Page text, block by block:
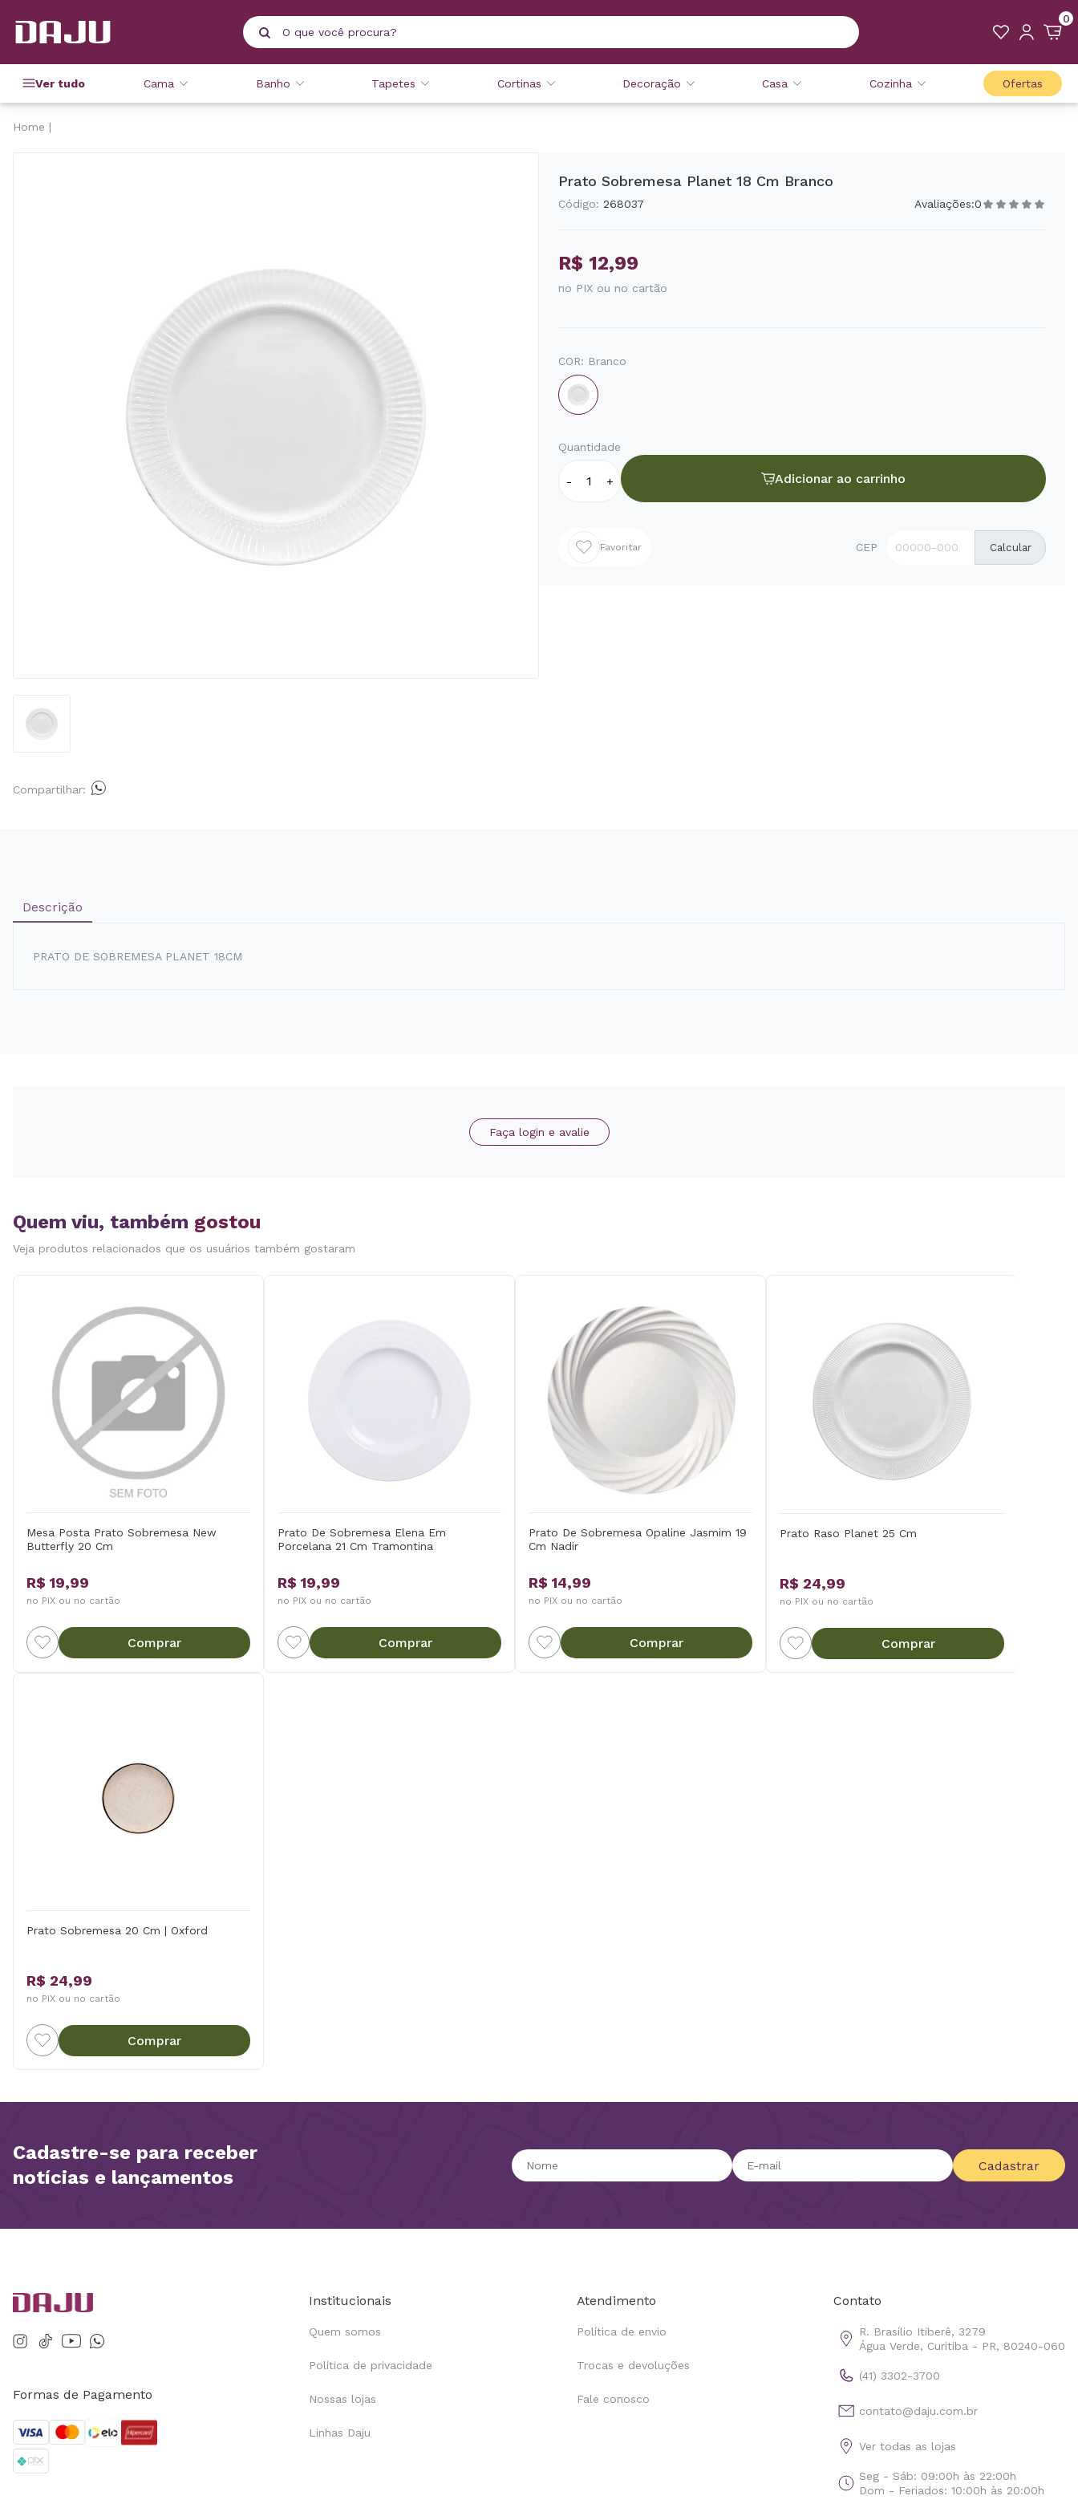
0
Ver tudo Cama Banho Tapetes Cortinas Decoração Casa Cozinha Ofertas
Home
Compartilhar:
Prato Sobremesa Planet 18 Cm Branco
Código: 268037 Avaliações:0
R$ 12,99
no PIX ou no cartão
COR: Branco
Quantidade
- + Adicionar ao carrinho
Favoritar CEP Calcular
Descrição
PRATO DE SOBREMESA PLANET 18CM
Faça login e avalie
Quem viu, também gostou
Veja produtos relacionados que os usuários também gostaram
Mesa Posta Prato Sobremesa New
Butterfly 20 Cm
R$ 19,99
no PIX ou no cartão
Comprar
Prato De Sobremesa Elena Em
Porcelana 21 Cm Tramontina
R$ 19,99
no PIX ou no cartão
Comprar
Prato De Sobremesa Opaline Jasmim 19
Cm Nadir
R$ 14,99
no PIX ou no cartão
Comprar
Prato Raso Planet 25 Cm
R$ 24,99
no PIX ou no cartão
Comprar
Prato Sobremesa 20 Cm | Oxford
R$ 24,99
no PIX ou no cartão
Comprar
Cadastre-se para receber
notícias e lançamentos
Cadastrar
Formas de Pagamento
Institucionais
Quem somos
Política de privacidade
Nossas lojas
Linhas Daju
Atendimento
Política de envio
Trocas e devoluções
Fale conosco
Contato
R. Brasílio Itiberê, 3279
Água Verde, Curitiba - PR, 80240-060
(41) 3302-3700
contato@daju.com.br
Ver todas as lojas
Seg - Sáb: 09:00h às 22:00h
Dom - Feriados: 10:00h às 20:00h